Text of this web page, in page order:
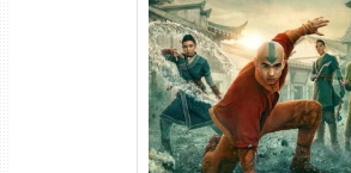
Avatar: O Último
Ar 2ª Temporada
(2026) WEB-DL 1080p